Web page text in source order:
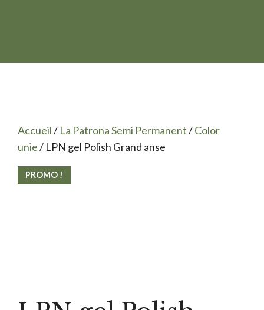
Accueil/ La Patrona Semi Permanent/Color
unie/ LPN gel Polish Grand anse
PROMO !